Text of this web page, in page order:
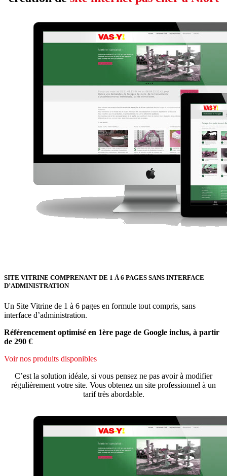
SITE VITRINE COMPRENANT DE 1 À 6 PAGES SANS INTERFACE
D’ADMINISTRATION
Un Site Vitrine de 1 à 6 pages en formule tout compris, sans
interface d’administration.
Référencement optimisé en 1ère page de Google inclus, à partir
de 290 €
Voir nos produits disponibles
C’est la solution idéale, si vous pensez ne pas avoir à modifier
régulièrement votre site. Vous obtenez un site professionnel à un
tarif très abordable.